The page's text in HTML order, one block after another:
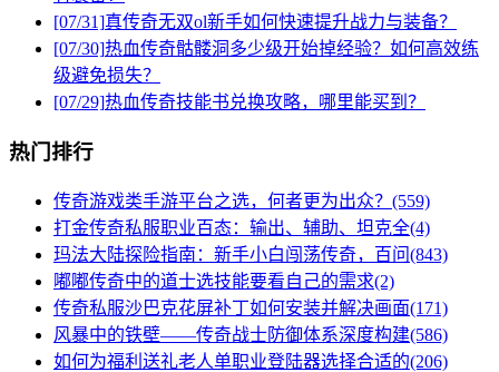
[07/31]真传奇无双ol新手如何快速提升战力与装备？
[07/30]热血传奇骷髅洞多少级开始掉经验？如何高效练
级避免损失？
[07/29]热血传奇技能书兑换攻略，哪里能买到？
热门排行
传奇游戏类手游平台之选，何者更为出众？(559)
打金传奇私服职业百态：输出、辅助、坦克全(4)
玛法大陆探险指南：新手小白闯荡传奇，百问(843)
嘟嘟传奇中的道士选技能要看自己的需求(2)
传奇私服沙巴克花屏补丁如何安装并解决画面(171)
风暴中的铁壁——传奇战士防御体系深度构建(586)
如何为福利送礼老人单职业登陆器选择合适的(206)